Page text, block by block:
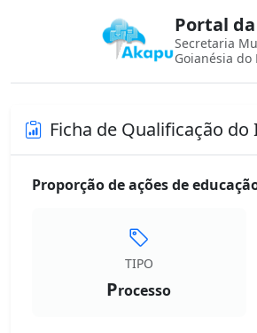
Portal
Secretaria
Goianésia do
Ficha de Qualificação
Proporção de ações de
TIPO
Processo